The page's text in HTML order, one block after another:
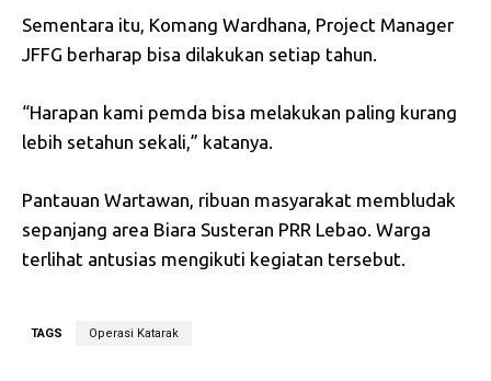
Sementara itu, Komang Wardhana, Project Manager
JFFG berharap bisa dilakukan setiap tahun.
“Harapan kami pemda bisa melakukan paling kurang
lebih setahun sekali,” katanya.
Pantauan Wartawan, ribuan masyarakat membludak
sepanjang area Biara Susteran PRR Lebao. Warga
terlihat antusias mengikuti kegiatan tersebut.
TAGS Operasi Katarak